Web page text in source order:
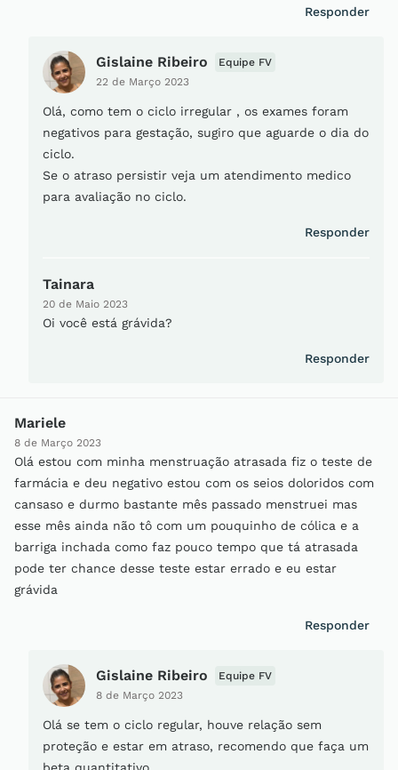
Responder
Gislaine Ribeiro
22 de Março 2023
Equipe FV
Olá, como tem o ciclo irregular , os exames foram
negativos para gestação, sugiro que aguarde o dia do
ciclo.
Se o atraso persistir veja um atendimento medico
para avaliação no ciclo.
Responder
Tainara
20 de Maio 2023
Oi você está grávida?
Responder
Mariele
8 de Março 2023
Olá estou com minha menstruação atrasada fiz o teste de
farmácia e deu negativo estou com os seios doloridos com
cansaso e durmo bastante mês passado menstruei mas
esse mês ainda não tô com um pouquinho de cólica e a
barriga inchada como faz pouco tempo que tá atrasada
pode ter chance desse teste estar errado e eu estar
grávida
Responder
Gislaine Ribeiro
8 de Março 2023
Equipe FV
Olá se tem o ciclo regular, houve relação sem
proteção e estar em atraso, recomendo que faça um